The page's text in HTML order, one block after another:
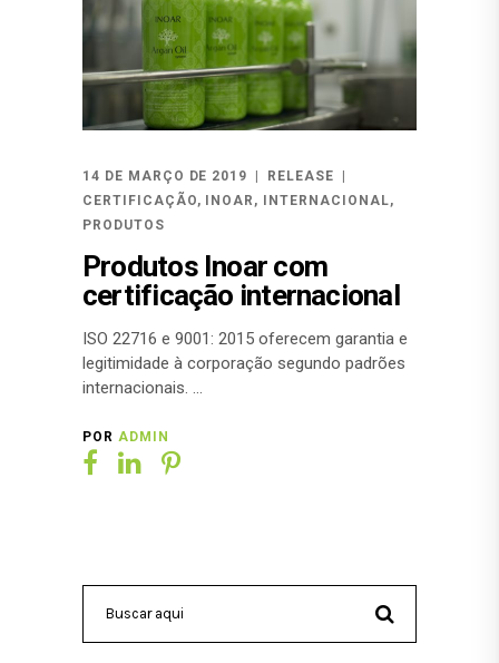
14 DE MARÇO DE 2019
RELEASE
CERTIFICAÇÃO, INOAR , INTERNACIONAL,
PRODUTOS
Produtos Inoar com
certificação internacional
ISO 22716 e 9001: 2015 oferecem garantia e
legitimidade à corporação segundo padrões
internacionais.
POR ADMIN